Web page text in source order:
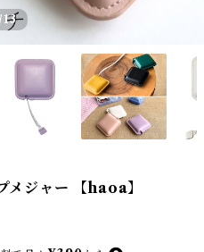
13
メジャー 【haoa】